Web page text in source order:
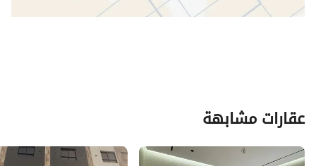
نوع الإعلان
للبيع
السعر
المساحة
3000
عقارات مشابهة